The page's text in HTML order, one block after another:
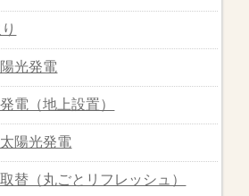
光発電
電（地上設置）
陽光発電
替（丸ごとリフレッシュ）